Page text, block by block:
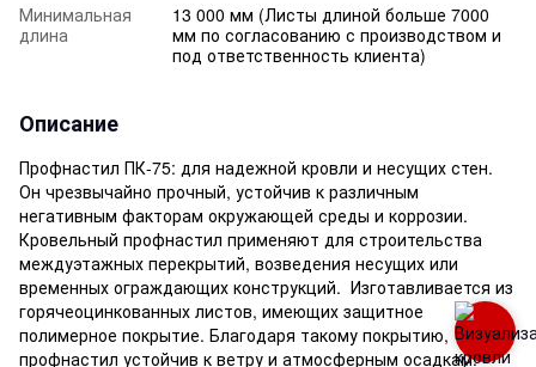
Минимальная
длина
13 000 мм (Листы длиной больше 7000
мм по согласованию с производством и
под ответственность клиента)
Описание
Профнастил ПК-75: для надежной кровли и несущих стен.
Он чрезвычайно прочный, устойчив к различным
негативным факторам окружающей среды и коррозии.
Кровельный профнастил применяют для строительства
междуэтажных перекрытий, возведения несущих или
временных ограждающих конструкций. Изготавливается из
горячеоцинкованных листов, имеющих защитное
полимерное покрытие. Благодаря такому покрытию,
профнастил устойчив к ветру и атмосферным осадкам.